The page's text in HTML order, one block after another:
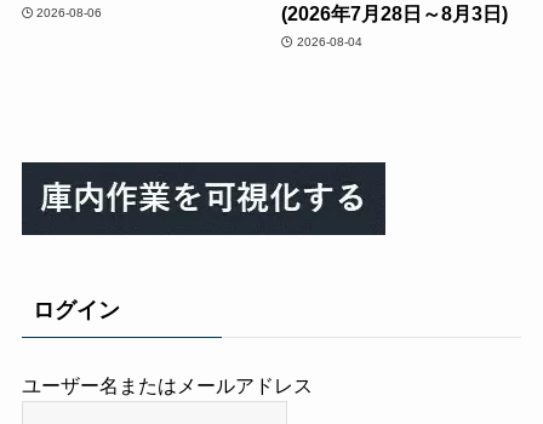
2026-08-06
(2026年7月28日～8月3日)
2026-08-04
ログイン
ユーザー名またはメールアドレス